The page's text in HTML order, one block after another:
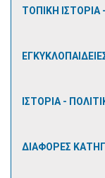
ΤΟΠΙΚΗ ΙΣΤΟΡΙΑ
ΙΣΤΟΡΙΑ -
ΔΙΑΦΟΡΕΣ